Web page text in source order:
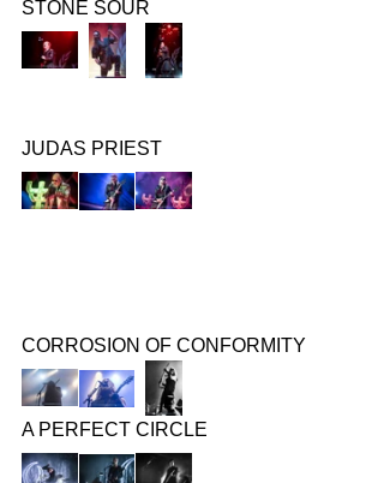
STONE SOUR
JUDAS PRIEST
CORROSION OF CONFORMITY
A PERFECT CIRCLE